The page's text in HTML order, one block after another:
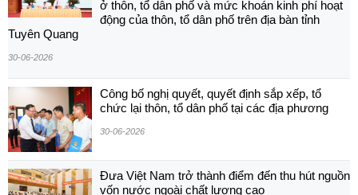
ở thôn, tổ dân phố và mức khoán kinh phí hoạt
động của thôn, tổ dân phố trên địa bàn tỉnh
Tuyên Quang
30-06-2026
Công bố nghị quyết, quyết định sắp xếp, tổ
chức lại thôn, tổ dân phố tại các địa phương
30-06-2026
Đưa Việt Nam trở thành điểm đến thu hút nguồn
vốn nước ngoài chất lượng cao